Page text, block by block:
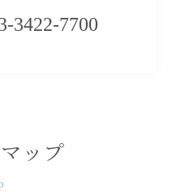
3422-7700
ップ